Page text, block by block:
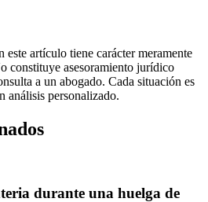
artículo tiene carácter meramente
constituye asesoramiento jurídico
a un abogado. Cada situación es
análisis personalizado.
durante una huelga de